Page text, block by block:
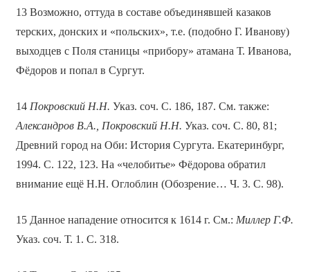
13 Возможно, оттуда в составе объединявшей казаков
терских, донских и «польских», т.е. (подобно Г. Иванову)
выходцев с Поля станицы «прибору» атамана Т. Иванова,
Фёдоров и попал в Сургут.
14 Покровский Н.Н. Указ. соч. С. 186, 187. См. также:
Александров В.А., Покровский Н.Н. Указ. соч. С. 80, 81;
Древний город на Оби: История Сургута. Екатеринбург,
1994. С. 122, 123. На «челобитье» Фёдорова обратил
внимание ещё Н.Н. Оглоблин (Обозрение… Ч. 3. С. 98).
15 Данное нападение относится к 1614 г. См.: Миллер Г.Ф.
Указ. соч. Т. 1. С. 318.